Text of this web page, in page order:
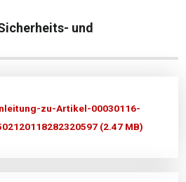
und
zu-Artikel-00030116-
(2.47 MB)